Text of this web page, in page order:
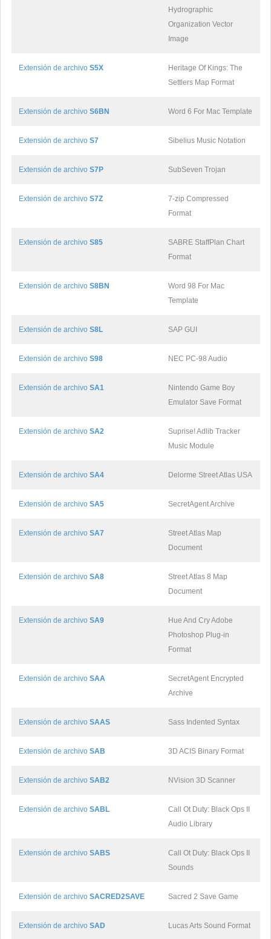
Hydrographic
Organization Vector
Image
Extensión de archivo S5X
Heritage Of Kings: The
Settlers Map Format
Extensión de archivo S6BN Word 6 For Mac Template
Extensión de archivo S7 Sibelius Music Notation
Extensión de archivo S7P SubSeven Trojan
Extensión de archivo S7Z
7-zip Compressed
Format
Extensión de archivo S85
SABRE StaffPlan Chart
Format
Extensión de archivo S8BN
Word 98 For Mac
Template
Extensión de archivo S8L SAP GUI
Extensión de archivo S98 NEC PC-98 Audio
Extensión de archivo SA1
Nintendo Game Boy
Emulator Save Format
Extensión de archivo SA2
Suprise! Adlib Tracker
Music Module
Extensión de archivo SA4 Delorme Street Atlas USA
Extensión de archivo SA5 SecretAgent Archive
Extensión de archivo SA7
Street Atlas Map
Document
Extensión de archivo SA8
Street Atlas 8 Map
Document
Extensión de archivo SA9
Hue And Cry Adobe
Photoshop Plug-in
Format
Extensión de archivo SAA
SecretAgent Encrypted
Archive
Extensión de archivo SAAS Sass Indented Syntax
Extensión de archivo SAB 3D ACIS Binary Format
Extensión de archivo SAB2 NVision 3D Scanner
Extensión de archivo SABL
Call Ot Duty: Black Ops II
Audio Library
Extensión de archivo SABS
Call Ot Duty: Black Ops II
Sounds
Extensión de archivo SACRED2SAVE Sacred 2 Save Game
Extensión de archivo SAD Lucas Arts Sound Format